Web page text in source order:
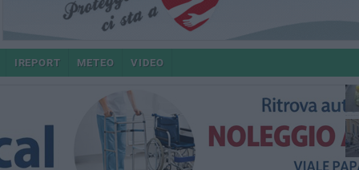
IREPORT METEO VIDEO
4